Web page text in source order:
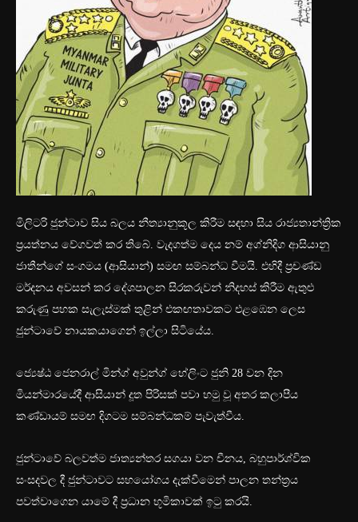
මිලිටරි ජුන්ටාව සිය බලය නීත්‍යානුකූල කිරීම සඳහා සිය රාජ්‍යතාන්ත්‍රික
ප්‍රයත්නය වේගවත් කර තිබේ. වැදගත්ම දෙය නම් අග්නිදිග ආසියානු
ජාතීන්ගේ සංගමය (ආසියාන්) සමඟ සම්බන්ධ වීමයි. එහිදී ප්‍රචණ්ඩ
මර්දනය අවසන් කර දේශපාලන සිරකරුවන් නිදහස් කිරීම ඇතුළු
කරුණු පහක සැලැස්මක් තුළින් එකඟතාවකට එළඹෙන ලෙස
ජුන්ටාවේ නායකයාගෙන් ඉල්ලා සිටියේය.
ජ්‍යෙෂ්ඨ ජෙනරාල් මින්ග් අවුන්ග් හේලිංට ජුනි 28 වන දින
මියන්මාරයේදී ආසියාන් දූත පිරිසක් පවා හමු වූ අතර කලාපීය
කණ්ඩායම් සමඟ දිගටම සම්බන්ධකම් පැවැත්වීය.
ජුන්ටාවේ බලවත්ම ජාත්‍යන්තර සගයා වන චීනය, බහුපාර්ශ්වික
සංසදවල දී ජුන්ටාවට සහයෝගය දැක්වීමෙන් පාලන තන්ත්‍රය
පවත්වාගෙන යාමේ දී ප්‍රධාන භූමිකාවක් ඉටු කරයි.